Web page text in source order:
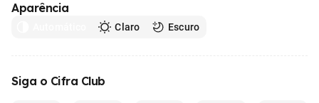
Aparência
Claro Escuro
Siga o Cifra Club